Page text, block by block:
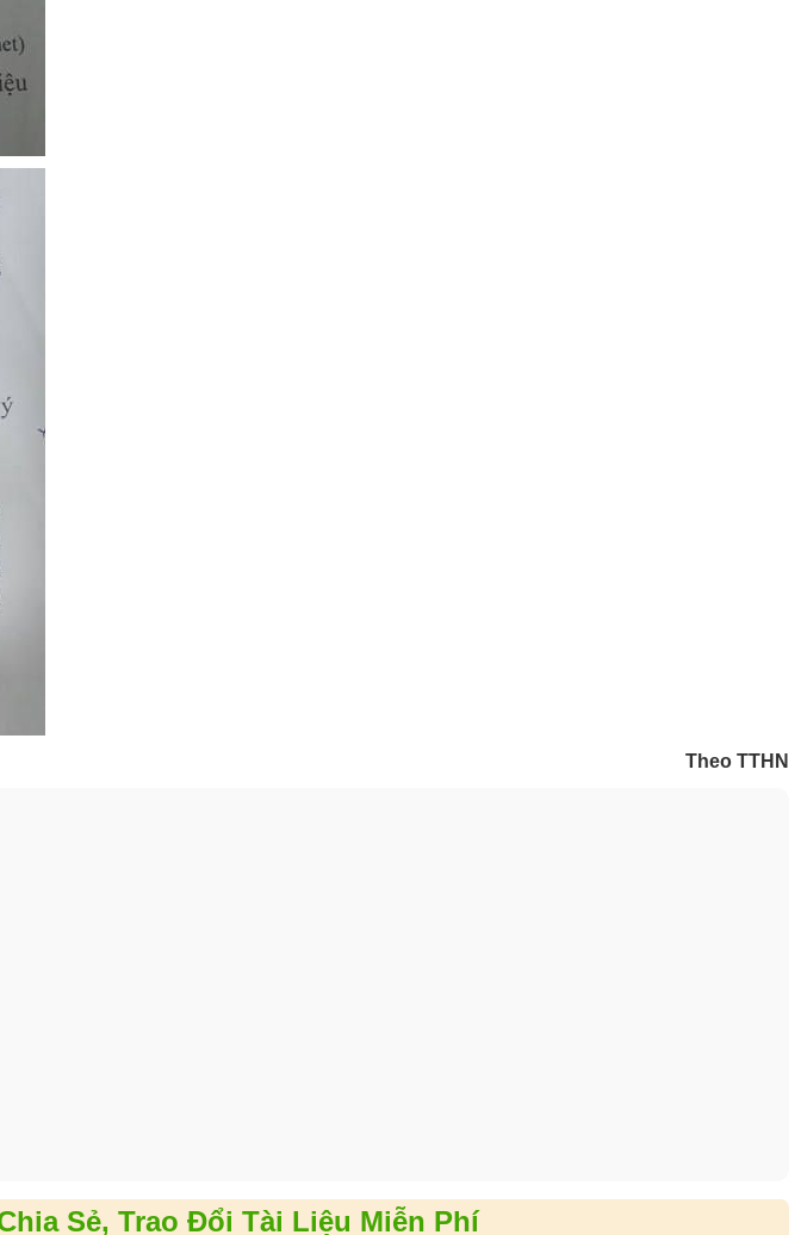
Theo TTHN
Sẻ, Trao Đổi Tài Liệu Miễn Phí